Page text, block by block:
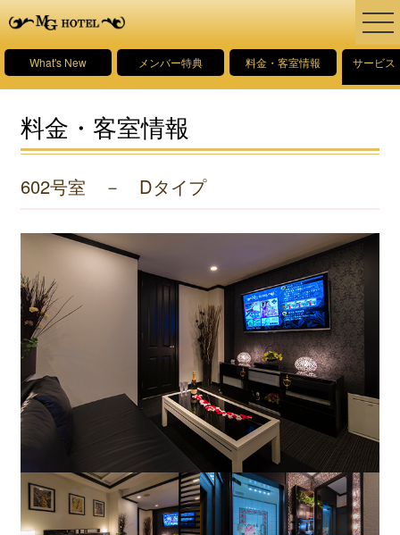
What's New メンバー特典 料金・客室情報
サービス
報
料金・客室情報
602号室 － Dタイプ